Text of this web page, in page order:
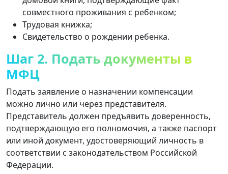
совместного проживания с ребенком;
Трудовая книжка;
Свидетельство о рождении ребенка.
Шаг 2. Подать документы в
МФЦ
Подать заявление о назначении компенсации
можно лично или через представителя.
Представитель должен предъявить доверенность,
подтверждающую его полномочия, а также паспорт
или иной документ, удостоверяющий личность в
соответствии с законодательством Российской
Федерации.